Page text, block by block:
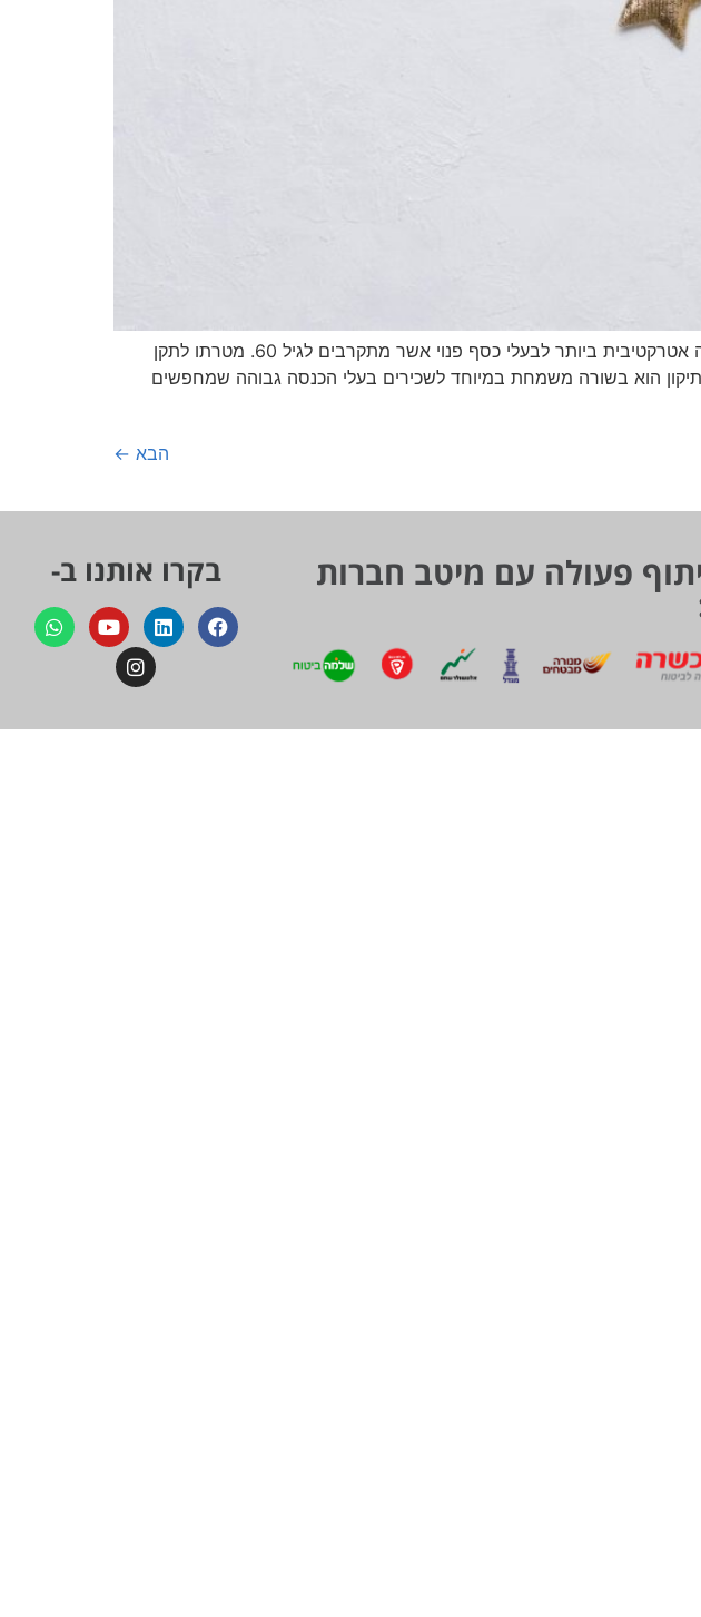
תיקון 190 לפקודת מס הכנסה, שהמדינה מאפשרת החל משנת 2012, פותח אפשרות השקעה אטרקטיבית ביותר לבעלי כסף פנוי אשר מתקרבים לגיל 60. מטרתו לתקן
הוא בשורה משמחת במיוחד לשכירים בעלי הכנסה גבוהה שמחפשים
הבא ←
פעולה עם מיטב חברות בקרו אותנו ב-